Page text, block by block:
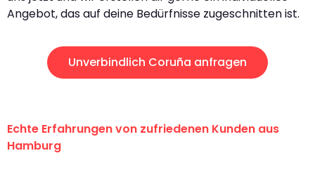
Angebot, das auf deine Bedürfnisse zugeschnitten ist.
Unverbindlich Coruña anfragen
Echte Erfahrungen von zufriedenen Kunden aus
Hamburg